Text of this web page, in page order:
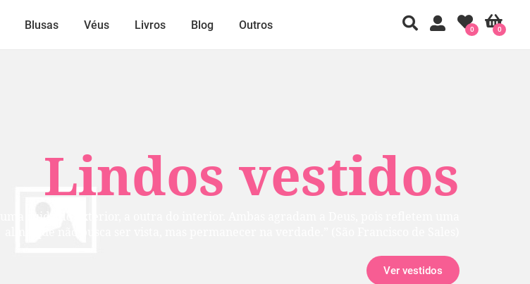
Lindos vestidos
Ver vestidos
Blusas Véus Livros Blog Outros 0
0